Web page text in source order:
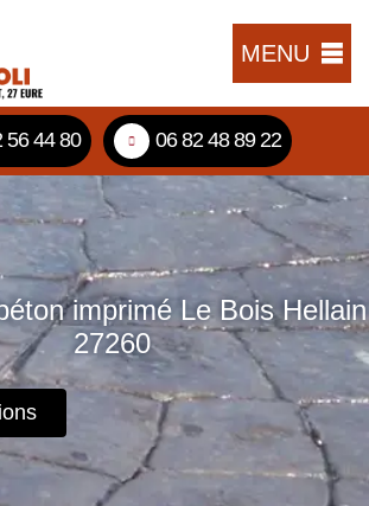
MENU
56 44 80 06 82 48 89 22
imprimé Le Bois Hellain
27260